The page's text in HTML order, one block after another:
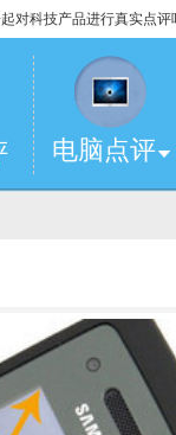
对科技产品进行真实点评
电脑点评